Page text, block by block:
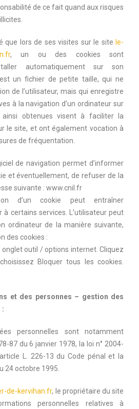
de ce fait quand aux risques
que lors de ses visites sur le site le-
, un ou des cookies sont
automatiquement sur son
un fichier de petite taille, qui ne
de l’utilisateur, mais qui enregistre
à la navigation d’un ordinateur sur
obtenues visent à faciliter la
le site, et ont également vocation à
de fréquentation.
de navigation permet d’informer
et éventuellement, de refuser de la
suivante : www.cnil.fr
d’un cookie peut entraîner
à certains services. L’utilisateur peut
ordinateur de la manière suivante,
des cookies :
onglet outil / options internet. Cliquez
Bloquer tous les cookies.
et des personnes – gestion des
:
personnelles sont notamment
87 du 6 janvier 1978, la loi n° 2004-
L. 226-13 du Code pénal et la
24 octobre 1995.
de-kervihan.fr, le propriétaire du site
personnelles relatives à